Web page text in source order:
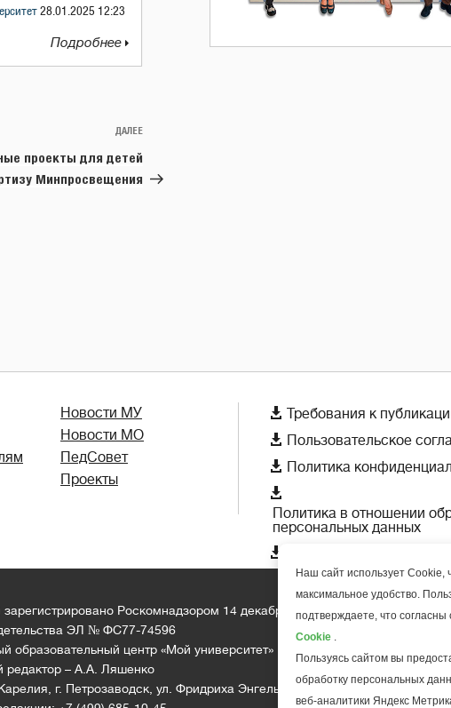
28.01.2025 12:23
Подробнее
Следующая
ДАЛЕЕ
проекты для детей
Минпросвещения
Новости МУ
Новости МО
ПедСовет
Проекты
 Требования к
 Пользовательское
 Политика

Политика в отношении
персональных данных

зарегистрировано Роскомнадзором 14 декабря 2018 года
ЭЛ № ФС77-74596
образовательный центр «Мой университет»
редактор – А.А. Ляшенко
г. Петрозаводск, ул. Фридриха Энгельса д.10, офис 211
Наш сайт использует Cookie,
максимальное удобство.
подтверждаете, что согласны
Cookie .
Пользуясь сайтом вы
обработку персональных
веб-аналитики Яндекс